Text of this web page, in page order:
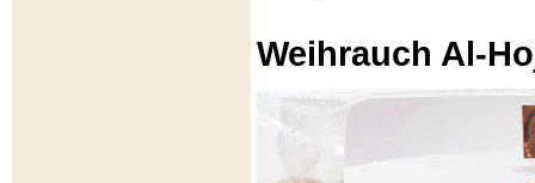
Weihrauch Al-